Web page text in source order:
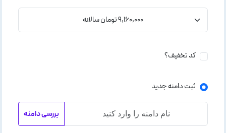
کد تخفیف؟
ثبت دامنه جدید
بررسی دامنه